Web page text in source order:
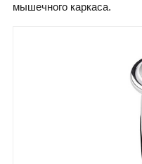
мышечного каркаса.